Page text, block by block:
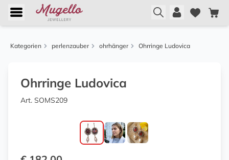
Kategorien perlenzauber ohrhänger Ohrringe Ludovica
Ohrringe Ludovica
Art. SOMS209